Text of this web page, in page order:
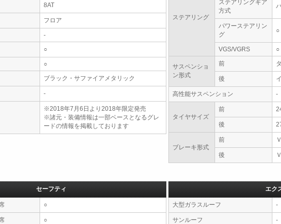
8AT
フロア
-
○
○
ブラック・サファイアメタリック
-
※2018年7月6日より2018年限定発売
※諸元・装備情報は一部ベースとなるグレ
ードの情報を掲載しております
ステアリング
ステアリングギア
方式
パワーステアリン
グ
○
VGS/VGRS ○
サスペンショ
ン形式
前
後
高性能サスペンション -
タイヤサイズ
前
後
ブレーキ形式
前
後
セーフティ
○
○
エク
大型ガラスルーフ -
サンルーフ -